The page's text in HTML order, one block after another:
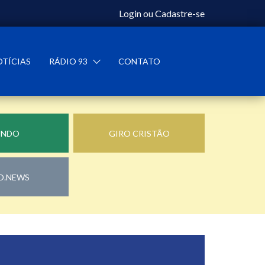
LoginouCadastre-se
RÁDIO 93 CONTATO
GIRO CRISTÃO